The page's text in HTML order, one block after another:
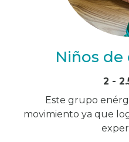
Niños de
2 -
Este grupo
movimiento ya que